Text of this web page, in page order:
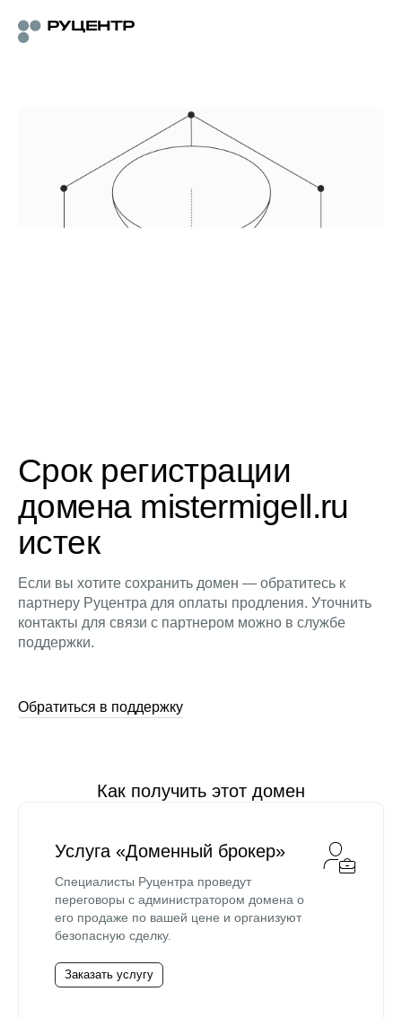
Срок регистрации
домена mistermigell.ru
истек
Если вы хотите сохранить домен — обратитесь к
партнеру Руцентра для оплаты продления. Уточнить
контакты для связи с партнером можно в службе
поддержки.
Обратиться в поддержку
Как получить этот домен
Услуга «Доменный брокер»
Специалисты Руцентра проведут
переговоры с администратором домена о
его продаже по вашей цене и организуют
безопасную сделку.
Заказать услугу